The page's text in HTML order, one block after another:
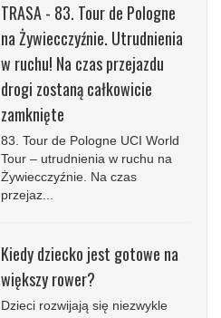
TRASA - 83. Tour de Pologne
na Żywiecczyźnie. Utrudnienia
w ruchu! Na czas przejazdu
drogi zostaną całkowicie
zamknięte
83. Tour de Pologne UCI World
Tour – utrudnienia w ruchu na
Żywiecczyźnie. Na czas
przejaz...
Kiedy dziecko jest gotowe na
większy rower?
Dzieci rozwijają się niezwykle